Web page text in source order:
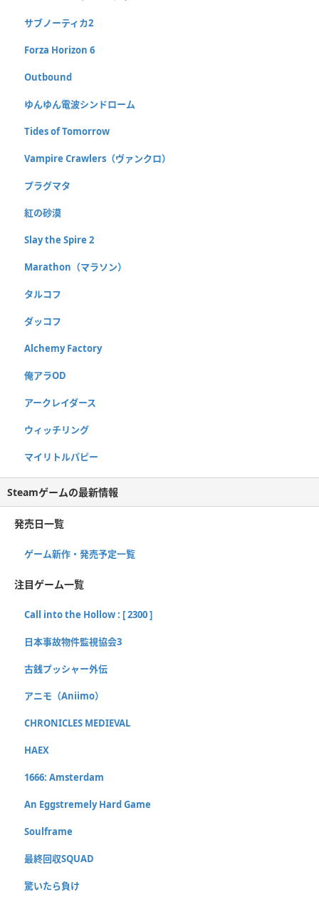
サブノーティカ2
Forza Horizon 6
Outbound
ゆんゆん電波シンドローム
Tides of Tomorrow
Vampire Crawlers（ヴァンクロ）
プラグマタ
紅の砂漠
Slay the Spire 2
Marathon（マラソン）
タルコフ
ダッコフ
Alchemy Factory
俺アラOD
アークレイダース
ウィッチリング
マイリトルパピー
Steamゲームの最新情報
発売日一覧
ゲーム新作・発売予定一覧
注目ゲーム一覧
Call into the Hollow : [ 2300 ]
日本事故物件監視協会3
古銭プッシャー外伝
アニモ（Aniimo）
CHRONICLES MEDIEVAL
HAEX
1666: Amsterdam
An Eggstremely Hard Game
Soulframe
最終回収SQUAD
驚いたら負け